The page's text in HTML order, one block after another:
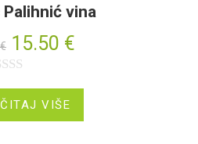
Palihnić vina
€ 15.50 €
VIŠE